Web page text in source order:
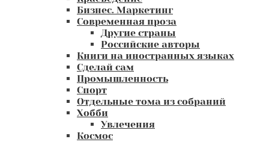
Бизнес. Маркетинг
Современная проза
Другие страны
Российские авторы
Книги на иностранных языках
Сделай сам
Промышленность
Спорт
Отдельные тома из собраний
Хобби
Увлечения
Космос